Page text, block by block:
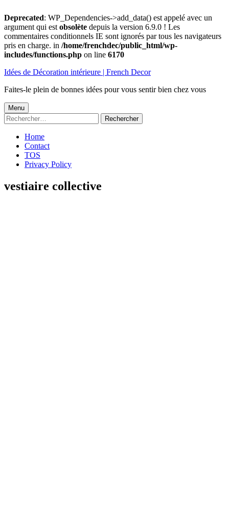
Deprecated: WP_Dependencies->add_data() est appelé avec un
argument qui est obsolète depuis la version 6.9.0 ! Les
commentaires conditionnels IE sont ignorés par tous les navigateurs
pris en charge. in /home/frenchdec/public_html/wp-
includes/functions.php on line 6170
au
Idées de Décoration intérieure | French Decor
Faites-le plein de bonnes idées pour vous sentir bien chez vous
Menu
principal
Menu
Rechercher :
Home
Contact
TOS
Privacy Policy
vestiaire collective